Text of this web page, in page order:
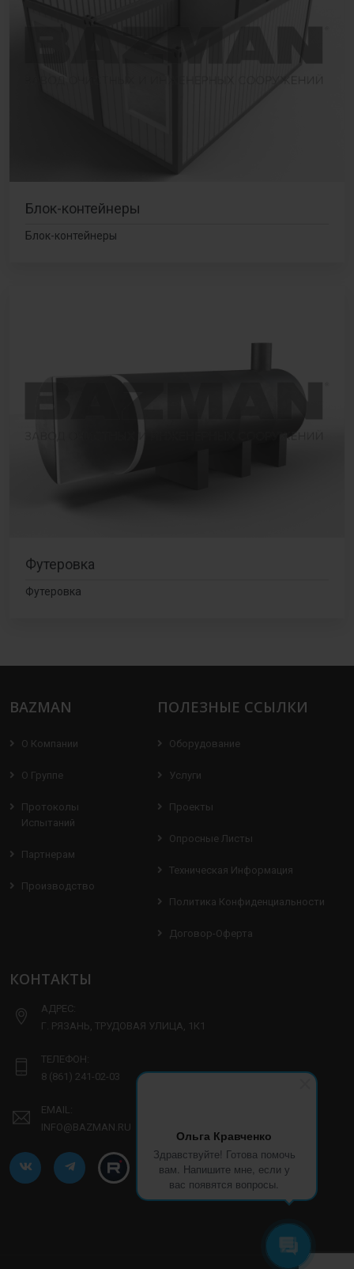
Ольга Кравченко
Здравствуйте! Готова помочь
вам. Напишите мне, если у
вас появятся вопросы.
Блок-контейнеры
Блок-контейнеры
Футеровка
Футеровка
BAZMAN
О Компании
О Группе
Протоколы
Испытаний
Партнерам
Производство
ПОЛЕЗНЫЕ ССЫЛКИ
Оборудование
Услуги
Проекты
Опросные Листы
Техническая Информация
Политика Конфиденциальности
Договор-Оферта
КОНТАКТЫ
АДРЕС:
Г. РЯЗАНЬ, ТРУДОВАЯ УЛИЦА, 1К1
ТЕЛЕФОН:
8 (861) 241-02-03
EMAIL:
INFO@BAZMAN.RU